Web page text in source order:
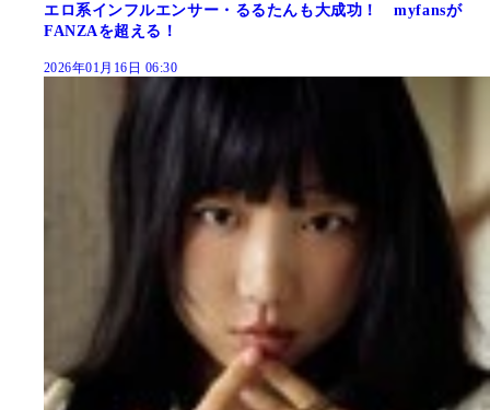
エロ系インフルエンサー・るるたんも大成功！ myfansが
FANZAを超える！
2026年01月16日 06:30